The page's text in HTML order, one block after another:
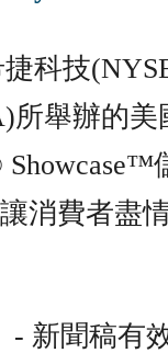
科技
所舉辦的
消費者盡
- 新聞稿有